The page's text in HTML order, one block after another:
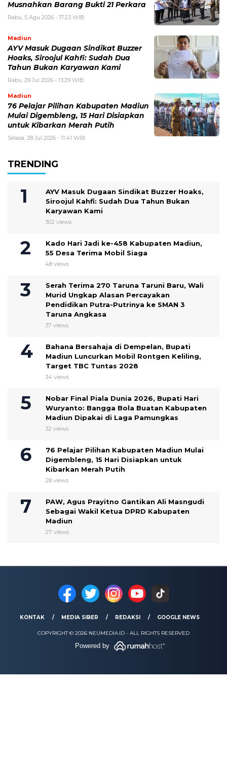
Musnahkan Barang Bukti 21 Perkara
Rabu, 5 Agu 2026 - 17:23 WIB
Madiun
AYV Masuk Dugaan Sindikat Buzzer
Hoaks, Siroojul Kahfi: Sudah Dua
Tahun Bukan Karyawan Kami
Rabu, 29 Jul 2026 - 13:29 WIB
Madiun
76 Pelajar Pilihan Kabupaten Madiun
Mulai Digembleng, 15 Hari Disiapkan
untuk Kibarkan Merah Putih
Selasa, 28 Jul 2026 - 11:41 WIB
TRENDING
AYV Masuk Dugaan Sindikat Buzzer Hoaks,
Siroojul Kahfi: Sudah Dua Tahun Bukan
Karyawan Kami
302 views
Kado Hari Jadi ke-458 Kabupaten Madiun,
55 Desa Terima Mobil Siaga
48 views
Serah Terima 270 Taruna Taruni Baru, Wali
Murid Ungkap Alasan Percayakan
Pendidikan Putra-Putrinya ke SMAN 3
Taruna Angkasa
37 views
Bahana Bersahaja di Dempelan, Bupati
Madiun Luncurkan Mobil Rontgen Keliling,
Target TBC Tuntas 2028
34 views
Nobar Final Piala Dunia 2026, Bupati Hari
Wuryanto: Bangga Bola Buatan Kabupaten
Madiun Dipakai di Laga Pamungkas
32 views
76 Pelajar Pilihan Kabupaten Madiun Mulai
Digembleng, 15 Hari Disiapkan untuk
Kibarkan Merah Putih
28 views
PAW, Agus Prayitno Gantikan Ali Masngudi
Sebagai Wakil Ketua DPRD Kabupaten
Madiun
27 views
KONTAK MEDIA SIBER REDAKSI GOOGLE NEWS
COPYRIGHT © 2026 NEUMEDIA.ID - ALL RIGHTS RESERVED
Powered by